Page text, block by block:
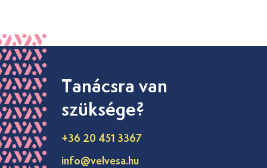
Tanácsra van
szüksége?
+36 20 451 3367
info@velvesa.hu